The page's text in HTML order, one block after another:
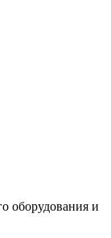
оборудования и